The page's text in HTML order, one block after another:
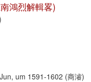
鴻烈解輯畧)
um 1591-1602 (商濬)